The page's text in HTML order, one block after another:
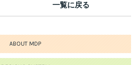
一覧に戻る
ABOUT MDP